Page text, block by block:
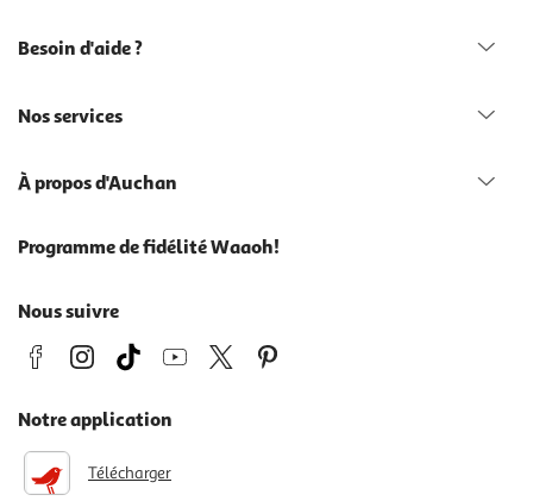
Besoin d'aide ?
Nos services
À propos d'Auchan
Programme de fidélité Waaoh!
Nous suivre
Notre application
Télécharger